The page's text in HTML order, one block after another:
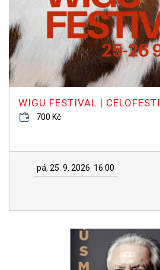
WIGU FESTIVAL |
700 Kč
pá, 25. 9. 2026 16:00